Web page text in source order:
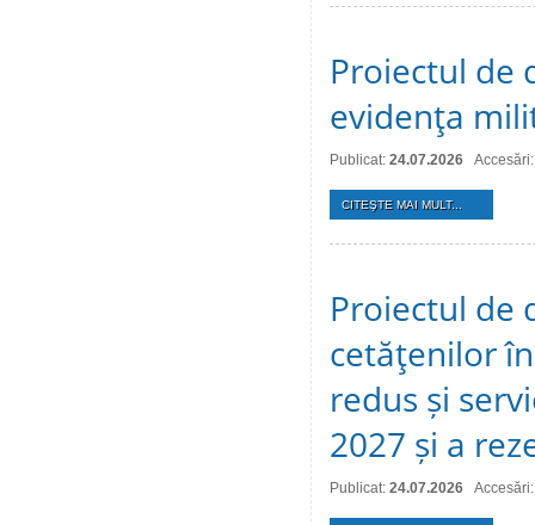
Proiectul de
evidenţa
Publicat: 24.07.2026
CITEŞTE MAI MULT...
Proiectul de
cetăţenilor
redus și
2027 și a
Publicat: 24.07.2026